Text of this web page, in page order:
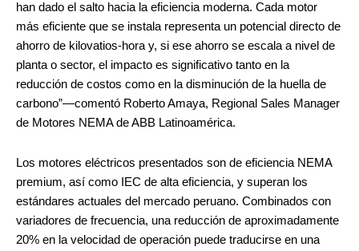
han dado el salto hacia la eficiencia moderna. Cada motor
más eficiente que se instala representa un potencial directo de
ahorro de kilovatios-hora y, si ese ahorro se escala a nivel de
planta o sector, el impacto es significativo tanto en la
reducción de costos como en la disminución de la huella de
carbono”—comentó Roberto Amaya, Regional Sales Manager
de Motores NEMA de ABB Latinoamérica.
Los motores eléctricos presentados son de eficiencia NEMA
premium, así como IEC de alta eficiencia, y superan los
estándares actuales del mercado peruano. Combinados con
variadores de frecuencia, una reducción de aproximadamente
20% en la velocidad de operación puede traducirse en una